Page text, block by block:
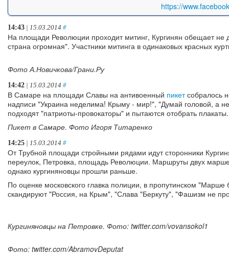
https://
14:43 | 15.03.2014 #
На площади Революции проходит митинг, Кургинян обещает не
страна огромная". Участники митинга в одинаковых красных
Фото А.Новичкова/Грани.Ру
14:42 | 15.03.2014 #
В Самаре на площади Славы на антивоенный пикетсобралось
надписи "Украина неделима! Крыму - мир!", "Думай головой, а
подходят "патриоты-провокаторы" и пытаются отобрать плакаты.
Пикет в Самаре. Фото Игоря Титаренко
14:25 | 15.03.2014 #
От Трубной площади стройными рядами идут сторонники
переулок, Петровка, площадь Революции. Маршруты двух
однако кургиняновцы прошли раньше.
По оценке московского главка полиции, в пропутинском "Марше
скандируют "Россия, на Крым", "Слава "Беркуту", "Фашизм не
Кургиняновцы на Петровке. Фото: twitter.com/vovansokol1
Фото: twitter.com/AbramovDeputat